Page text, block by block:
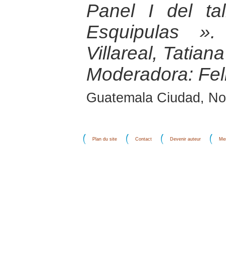
Panel I del
Esquipulas
Villareal,
Moderadora:
Guatemala Ciudad,
Plan du site Contact Devenir auteur